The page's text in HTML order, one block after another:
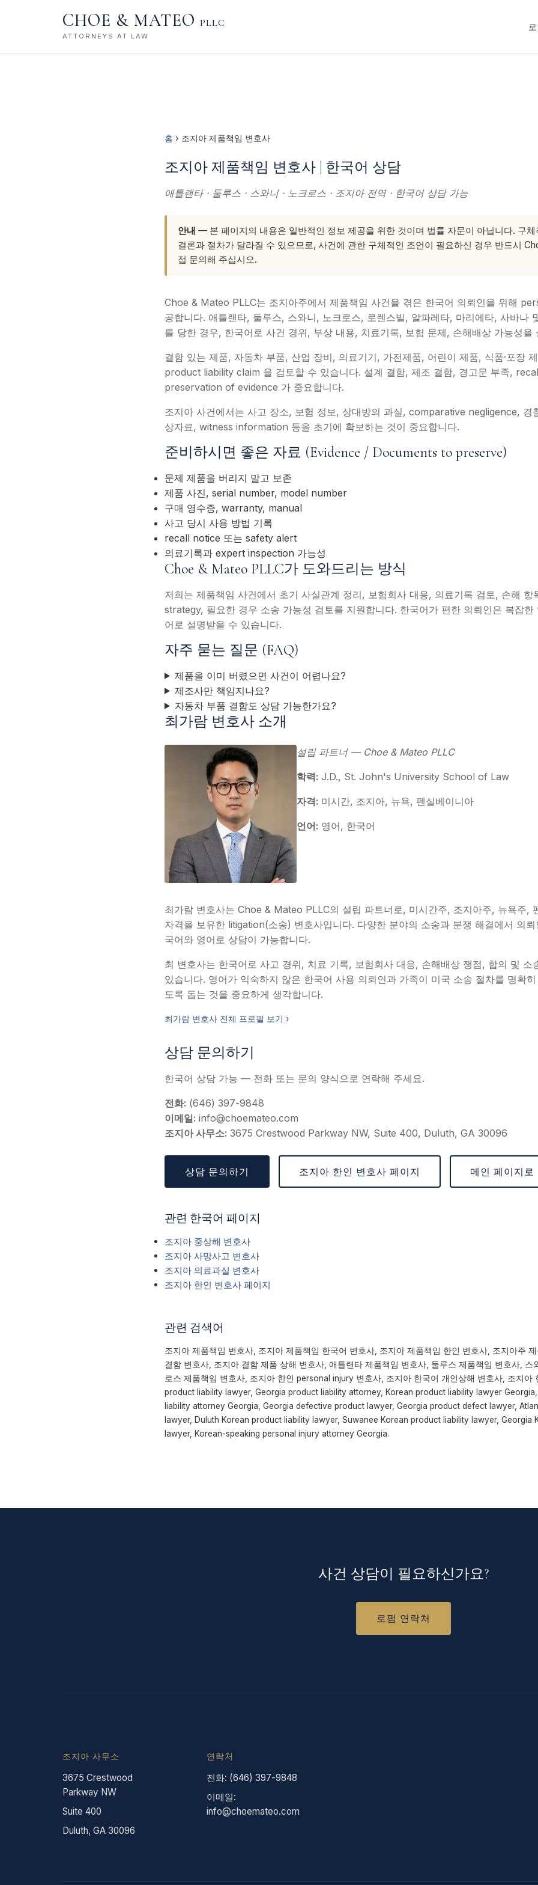
CHOE & MATEO PLLC
ATTORNEYS AT LAW
홈 › 조지아 제품책임 변호사
조지아 제품책임 변호사 | 한국어 상담
애틀랜타 · 둘루스 · 스와니 · 노크로스 · 조지아 전역 · 한국어 상담 가능
안내 — 본 페이지의 내용은 일반적인 정보 제공을 위한 것이며 법률 자문이 아닙니다. 구
결론과 절차가 달라질 수 있으므로, 사건에 관한 구체적인 조언이 필요하신 경우 반드시
접 문의해 주십시오.
Choe & Mateo PLLC는 조지아주에서 제품책임 사건을 겪은 한국어 의뢰인을 위해
공합니다. 애틀랜타, 둘루스, 스와니, 노크로스, 로렌스빌, 알파레타, 마리에타, 사바나
를 당한 경우, 한국어로 사건 경위, 부상 내용, 치료기록, 보험 문제, 손해배상 가능성을
결함 있는 제품, 자동차 부품, 산업 장비, 의료기기, 가전제품, 어린이 제품, 식품·포장
product liability claim 을 검토할 수 있습니다. 설계 결함, 제조 결함, 경고문 부족,
preservation of evidence 가 중요합니다.
조지아 사건에서는 사고 장소, 보험 정보, 상대방의 과실, comparative negligence, 경
상자료, witness information 등을 초기에 확보하는 것이 중요합니다.
준비하시면 좋은 자료 (Evidence / Documents to preserve)
문제 제품을 버리지 말고 보존
제품 사진, serial number, model number
구매 영수증, warranty, manual
사고 당시 사용 방법 기록
recall notice 또는 safety alert
의료기록과 expert inspection 가능성
Choe & Mateo PLLC가 도와드리는 방식
저희는 제품책임 사건에서 초기 사실관계 정리, 보험회사 대응, 의료기록 검토, 손해
strategy, 필요한 경우 소송 가능성 검토를 지원합니다. 한국어가 편한 의뢰인은 복잡
어로 설명받을 수 있습니다.
자주 묻는 질문 (FAQ)
제품을 이미 버렸으면 사건이 어렵나요?
제조사만 책임지나요?
자동차 부품 결함도 상담 가능한가요?
최가람 변호사 소개
설립 파트너 — Choe & Mateo PLLC
학력: J.D., St. John's University School of Law
자격: 미시간, 조지아, 뉴욕, 펜실베이니아
언어: 영어, 한국어
최가람 변호사는 Choe & Mateo PLLC의 설립 파트너로, 미시간주, 조지아주, 뉴욕주,
자격을 보유한 litigation(소송) 변호사입니다. 다양한 분야의 소송과 분쟁 해결에서 의
국어와 영어로 상담이 가능합니다.
최 변호사는 한국어로 사고 경위, 치료 기록, 보험회사 대응, 손해배상 쟁점, 합의 및 소
있습니다. 영어가 익숙하지 않은 한국어 사용 의뢰인과 가족이 미국 소송 절차를 명확
도록 돕는 것을 중요하게 생각합니다.
최가람 변호사 전체 프로필 보기 ›
상담 문의하기
한국어 상담 가능 — 전화 또는 문의 양식으로 연락해 주세요.
전화: (646) 397-9848
이메일: info@choemateo.com
조지아 사무소: 3675 Crestwood Parkway NW, Suite 400, Duluth, GA 30096
상담 문의하기 조지아 한인 변호사 페이지 메인 페이지로
관련 한국어 페이지
조지아 중상해 변호사
조지아 사망사고 변호사
조지아 의료과실 변호사
조지아 한인 변호사 페이지
관련 검색어
조지아 제품책임 변호사, 조지아 제품책임 한국어 변호사, 조지아 제품책임 한인 변호사, 조지아주
결함 변호사, 조지아 결함 제품 상해 변호사, 애틀랜타 제품책임 변호사, 둘루스 제품책임 변호사, 스
로스 제품책임 변호사, 조지아 한인 personal injury 변호사, 조지아 한국어 개인상해 변호사, 조지아
product liability lawyer, Georgia product liability attorney, Korean product liability lawyer
liability attorney Georgia, Georgia defective product lawyer, Georgia product defect lawyer,
lawyer, Duluth Korean product liability lawyer, Suwanee Korean product liability lawyer, Georgia
lawyer, Korean-speaking personal injury attorney Georgia.
사건 상담이 필요하신가요?
로펌 연락처
조지아 사무소
3675 Crestwood
Parkway NW
Suite 400
Duluth, GA 30096
연락처
전화: (646) 397-9848
이메일:
info@choemateo.com